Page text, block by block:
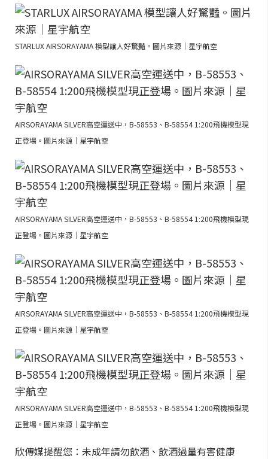
STARLUX AIRSORAYAMA 模型讓人好驚豔。圖片來源｜星宇航空
AIRSORAYAMA SILVER高空運送中，B-58553、B-58554 1:200飛機模型現
正登場。圖片來源｜星宇航空
AIRSORAYAMA SILVER高空運送中，B-58553、B-58554 1:200飛機模型現
正登場。圖片來源｜星宇航空
AIRSORAYAMA SILVER高空運送中，B-58553、B-58554 1:200飛機模型現
正登場。圖片來源｜星宇航空
AIRSORAYAMA SILVER高空運送中，B-58553、B-58554 1:200飛機模型現
正登場。圖片來源｜星宇航空
欣傳媒提醒您：未成年請勿飲酒、飲酒過量有害健康